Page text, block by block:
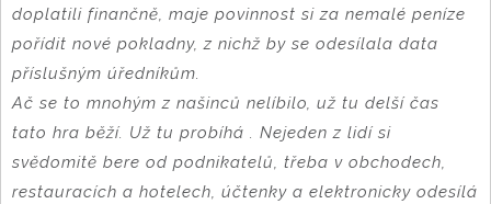
doplatili finančně, maje povinnost si za nemalé peníze
pořídit nové pokladny, z nichž by se odesílala data
příslušným úředníkům.
Ač se to mnohým z našinců nelíbilo, už tu delší čas
tato hra běží. Už tu probíhá . Nejeden z lidí si
svědomitě bere od podnikatelů, třeba v obchodech,
restauracích a hotelech, účtenky a elektronicky odesílá